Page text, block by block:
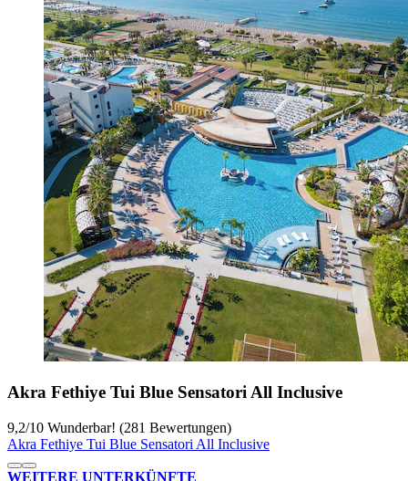
Akra Fethiye Tui Blue Sensatori All Inclusive
9,2/10 Wunderbar! (281 Bewertungen)
Akra Fethiye Tui Blue Sensatori All Inclusive
WEITERE UNTERKÜNFTE